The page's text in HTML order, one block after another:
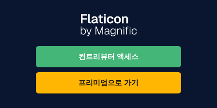
컨트리뷰터 액세스
프리미엄으로 가기